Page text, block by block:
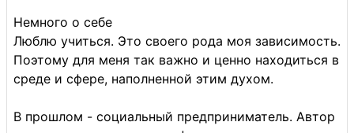
Немного о себе
Люблю учиться. Это своего рода моя зависимость.
Поэтому для меня так важно и ценно находиться в
среде и сфере, наполненной этим духом.
В прошлом - социальный предприниматель. Автор